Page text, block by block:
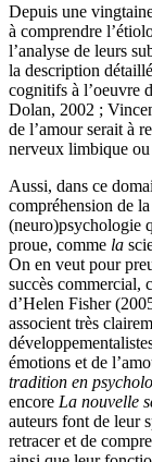
Depuis une
à comprendre
l’analyse de leurs
la description
cognitifs à l’oeuvre
Dolan, 2002 ;
de l’amour serait à
nerveux limbique
Aussi, dans ce
compréhension de
(neuro)psychologie
proue, comme la
On en veut pour
succès commercial,
d’Helen Fisher
associent très
émotions et de
tradition en
encore La nouvelle
auteurs font de leur
retracer et de